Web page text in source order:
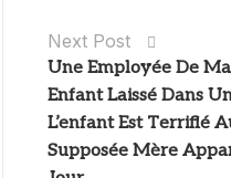
Next Post
Une Employée De
Enfant Laissé Dans
L’enfant Est Terrifié
Supposée Mère